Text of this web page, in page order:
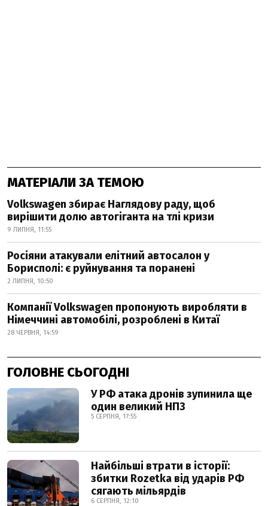
МАТЕРІАЛИ ЗА ТЕМОЮ
Volkswagen збирає Наглядову раду, щоб
вирішити долю автогіганта на тлі кризи
9 ЛИПНЯ, 11:55
Росіяни атакували елітний автосалон у
Борисполі: є руйнування та поранені
2 ЛИПНЯ, 10:50
Компанії Volkswagen пропонують виробляти в
Німеччині автомобілі, розроблені в Китаї
28 ЧЕРВНЯ, 14:59
ГОЛОВНЕ СЬОГОДНІ
У РФ атака дронів зупинила ще
один великий НПЗ
5 СЕРПНЯ, 17:55
Найбільші втрати в історії:
збитки Rozetka від ударів РФ
сягають мільярдів
6 СЕРПНЯ, 12:10